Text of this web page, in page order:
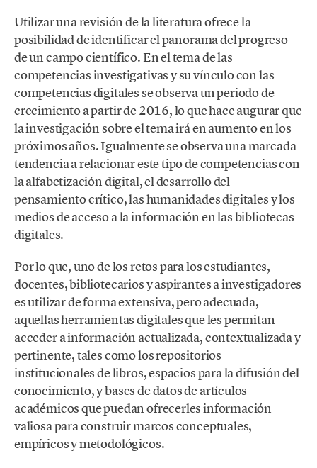
Utilizar una revisión de la literatura ofrece la
posibilidad de identificar el panorama del progreso
de un campo científico. En el tema de las
competencias investigativas y su vínculo con las
competencias digitales se observa un periodo de
crecimiento a partir de 2016, lo que hace augurar que
la investigación sobre el tema irá en aumento en los
próximos años. Igualmente se observa una marcada
tendencia a relacionar este tipo de competencias con
la alfabetización digital, el desarrollo del
pensamiento crítico, las humanidades digitales y los
medios de acceso a la información en las bibliotecas
digitales.
Por lo que, uno de los retos para los estudiantes,
docentes, bibliotecarios y aspirantes a investigadores
es utilizar de forma extensiva, pero adecuada,
aquellas herramientas digitales que les permitan
acceder a información actualizada, contextualizada y
pertinente, tales como los repositorios
institucionales de libros, espacios para la difusión del
conocimiento, y bases de datos de artículos
académicos que puedan ofrecerles información
valiosa para construir marcos conceptuales,
empíricos y metodológicos.